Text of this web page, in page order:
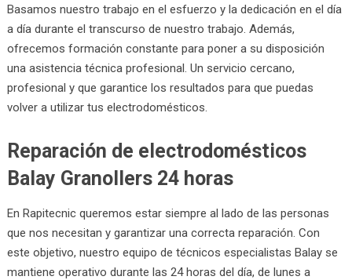
Basamos nuestro trabajo en el esfuerzo y la dedicación en el día
a día durante el transcurso de nuestro trabajo. Además,
ofrecemos formación constante para poner a su disposición
una asistencia técnica profesional. Un servicio cercano,
profesional y que garantice los resultados para que puedas
volver a utilizar tus electrodomésticos.
Reparación de electrodomésticos
Balay Granollers 24 horas
En Rapitecnic queremos estar siempre al lado de las personas
que nos necesitan y garantizar una correcta reparación. Con
este objetivo, nuestro equipo de técnicos especialistas Balay se
mantiene operativo durante las 24 horas del día, de lunes a